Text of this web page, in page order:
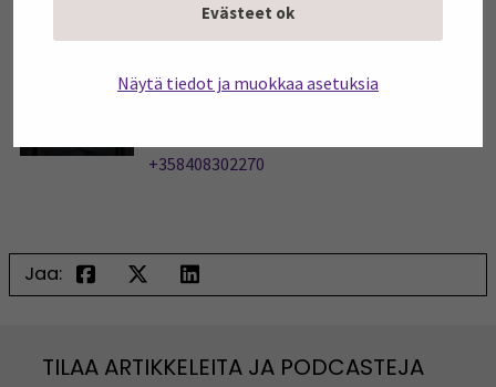
Evästeet ok
Näytä tiedot ja muokkaa asetuksia
Kemppainen, Outi
Viestintä- ja markkinointipäällikkö
Sähköposti
+358408302270
Jaa:
TILAA ARTIKKELEITA JA PODCASTEJA